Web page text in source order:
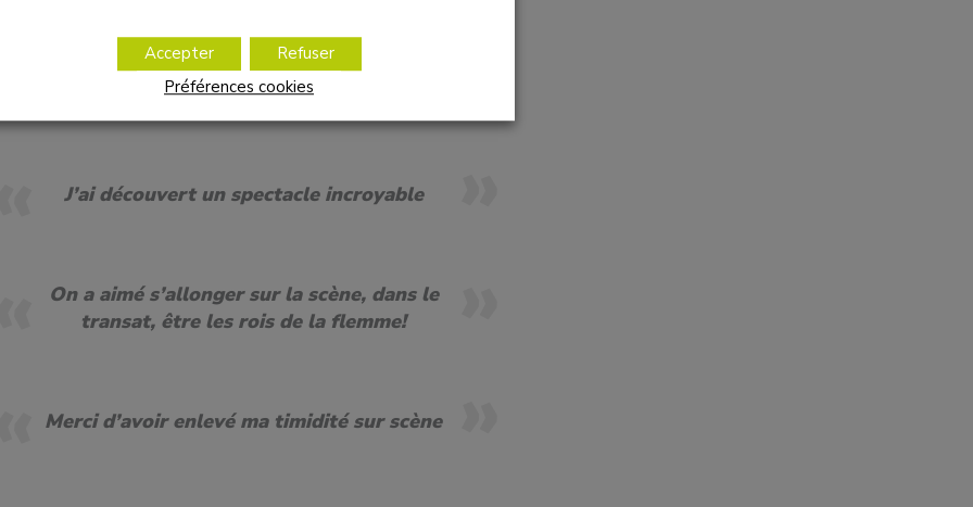
J’ai découvert un spectacle incroyable
On a aimé s’allonger sur la scène, dans le
transat, être les rois de la flemme!
Merci d’avoir enlevé ma timidité sur scène
Accepter
Refuser
Préférences cookies